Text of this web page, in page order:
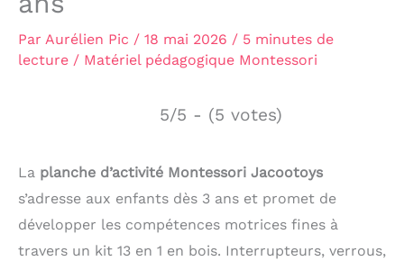
Par Aurélien Pic / 18 mai 2026 / 5 minutes de
lecture / Matériel pédagogique Montessori
5/5 - (5 votes)
La planche d’activité Montessori Jacootoys
s’adresse aux enfants dès 3 ans et promet de
développer les compétences motrices fines à
travers un kit 13 en 1 en bois. Interrupteurs, verrous,